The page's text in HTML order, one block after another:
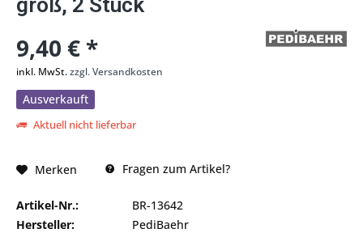
groß, 2 Stück
9,40 € *
inkl. MwSt.zzgl. Versandkosten
Ausverkauft
Aktuell nicht lieferbar
Merken Fragen zum Artikel?
Artikel-Nr.:
BR-13642
Hersteller:
PediBaehr